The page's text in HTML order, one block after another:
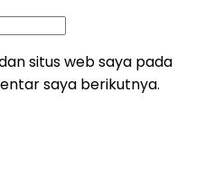
situs web saya pada
saya berikutnya.